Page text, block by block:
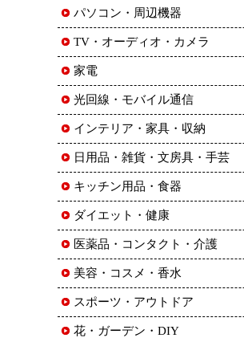
パソコン・周辺機器
TV・オーディオ・カメラ
家電
光回線・モバイル通信
インテリア・家具・収納
日用品・雑貨・文房具・手芸
キッチン用品・食器
ダイエット・健康
医薬品・コンタクト・介護
美容・コスメ・香水
スポーツ・アウトドア
花・ガーデン・DIY